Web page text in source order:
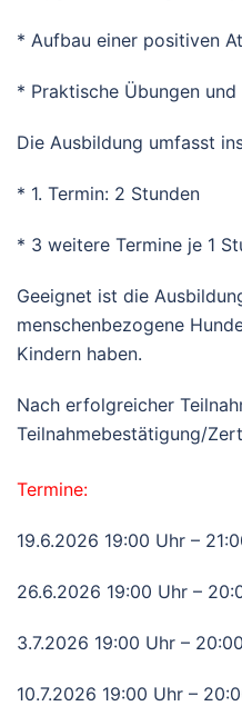
* Aufbau einer positiven
* Praktische Übungen
Die Ausbildung umfasst
* 1. Termin: 2 Stunden
* 3 weitere Termine je 1
Geeignet ist die
menschenbezogene
Kindern haben.
Nach erfolgreicher
Teilnahmebestätigung/
Termine:
19.6.2026 19:00 Uhr –
26.6.2026 19:00 Uhr –
3.7.2026 19:00 Uhr –
10.7.2026 19:00 Uhr –